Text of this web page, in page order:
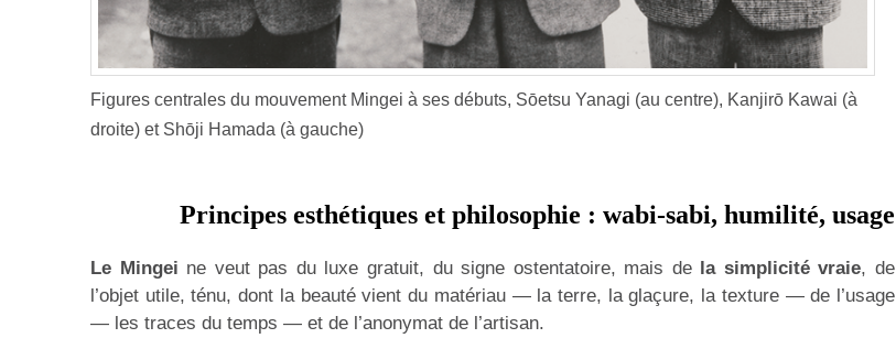
Figures centrales du mouvement Mingei à ses débuts, Sōetsu Yanagi (au centre), Kanjirō Kawai (à
droite) et Shōji Hamada (à gauche)
Principes esthétiques et philosophie : wabi-sabi, humilité, usage
Le Mingei ne veut pas du luxe gratuit, du signe ostentatoire, mais de la simplicité vraie, de
l’objet utile, ténu, dont la beauté vient du matériau — la terre, la glaçure, la texture — de l’usage
— les traces du temps — et de l’anonymat de l’artisan.